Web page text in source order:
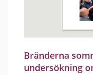
Bränderna
undersökning